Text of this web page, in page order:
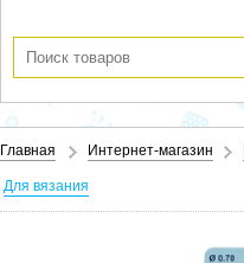
Главная Интернет-магазин
Для вязания